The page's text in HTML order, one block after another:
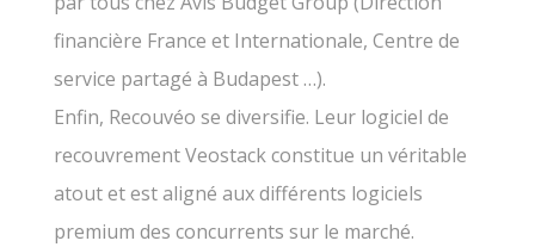
financière France et Internationale, Centre de
service partagé à Budapest …).
Enfin, Recouvéo se diversifie. Leur logiciel de
recouvrement Veostack constitue un véritable
atout et est aligné aux différents logiciels
premium des concurrents sur le marché.